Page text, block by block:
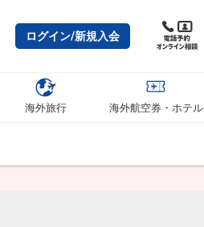
ログイン/新規入会
海外旅行 海外航空券・ホテル